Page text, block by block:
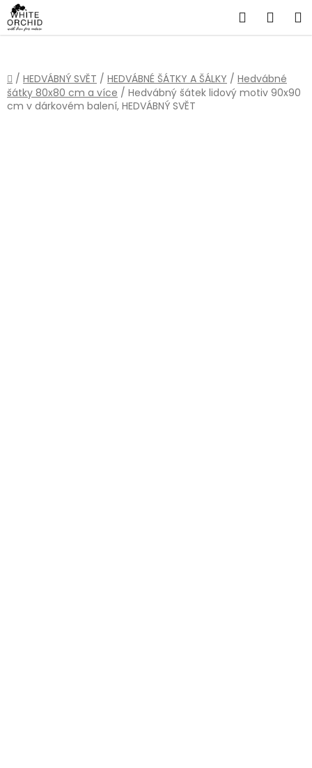
Přejít
na
obsah
Hledat
Domů
/ HEDVÁBNÝ SVĚT / HEDVÁBNÉ ŠÁTKY A ŠÁLKY / Hedvábné
šátky 80x80 cm a více / Hedvábný šátek lidový motiv 90x90
cm v dárkovém balení, HEDVÁBNÝ SVĚT